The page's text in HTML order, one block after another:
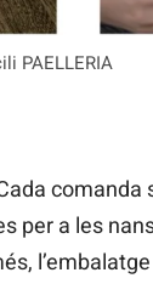
PAELLERIA
comanda
per a les